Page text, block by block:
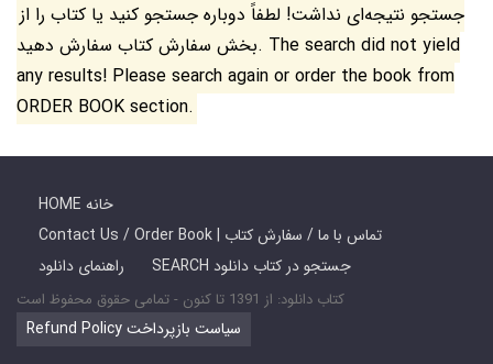
جستجو نتیجه‌ای نداشت! لطفاً دوباره جستجو کنید یا کتاب را از
بخش سفارش کتاب سفارش دهید. The search did not yield
any results! Please search again or order the book from
ORDER BOOK section.
HOME خانه
Contact Us / Order Book | تماس با ما / سفارش کتاب
راهنمای دانلود
SEARCH جستجو در کتاب دانلود
کتاب دانلود: از 1391 تا کنون - تمامی حقوق محفوظ است
Refund Policy سیاست بازپرداخت